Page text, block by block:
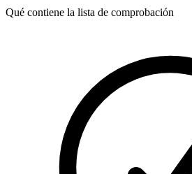
Qué contiene la lista de comprobación